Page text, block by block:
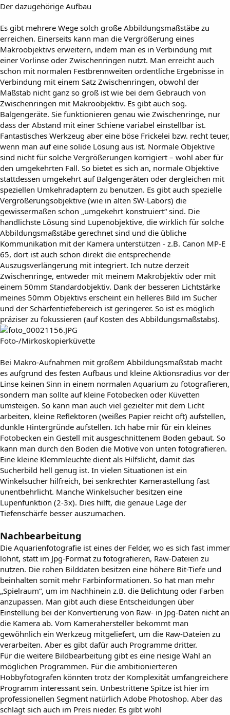
Der dazugehörige Aufbau
Es gibt mehrere Wege solch große Abbildungsmaßstäbe zu
erreichen. Einerseits kann man die Vergrößerung eines
Makroobjektivs erweitern, indem man es in Verbindung mit
einer Vorlinse oder Zwischenringen nutzt. Man erreicht auch
schon mit normalen Festbrennweiten ordentliche Ergebnisse in
Verbindung mit einem Satz Zwischenringen, obwohl der
Maßstab nicht ganz so groß ist wie bei dem Gebrauch von
Zwischenringen mit Makroobjektiv. Es gibt auch sog.
Balgengeräte. Sie funktionieren genau wie Zwischenringe, nur
dass der Abstand mit einer Schiene variabel einstellbar ist.
Fantastisches Werkzeug aber eine böse Frickelei bzw. recht teuer,
wenn man auf eine solide Lösung aus ist. Normale Objektive
sind nicht für solche Vergrößerungen korrigiert – wohl aber für
den umgekehrten Fall. So bietet es sich an, normale Objektive
stattdessen umgekehrt auf Balgengeräten oder dergleichen mit
speziellen Umkehradaptern zu benutzen. Es gibt auch spezielle
Vergrößerungsobjektive (wie in alten SW-Labors) die
gewissermaßen schon „umgekehrt konstruiert“ sind. Die
handlichste Lösung sind Lupenobjektive, die wirklich für solche
Abbildungsmaßstäbe gerechnet sind und die übliche
Kommunikation mit der Kamera unterstützen - z.B. Canon MP-E
65, dort ist auch schon direkt die entsprechende
Auszugsverlängerung mit integriert. Ich nutze derzeit
Zwischenringe, entweder mit meinem Makrobjektiv oder mit
einem 50mm Standardobjektiv. Dank der besseren Lichtstärke
meines 50mm Objektivs erscheint ein helleres Bild im Sucher
und der Schärfentiefebereich ist geringerer. So ist es möglich
präziser zu fokussieren (auf Kosten des Abbildungsmaßstabs).
Foto-/Mirkoskopierküvette
Bei Makro-Aufnahmen mit großem Abbildungsmaßstab macht
es aufgrund des festen Aufbaus und kleine Aktionsradius vor der
Linse keinen Sinn in einem normalen Aquarium zu fotografieren,
sondern man sollte auf kleine Fotobecken oder Küvetten
umsteigen. So kann man auch viel gezielter mit dem Licht
arbeiten, kleine Reflektoren (weißes Papier reicht oft) aufstellen,
dunkle Hintergründe aufstellen. Ich habe mir für ein kleines
Fotobecken ein Gestell mit ausgeschnittenem Boden gebaut. So
kann man durch den Boden die Motive von unten fotografieren.
Eine kleine Klemmleuchte dient als Hilfslicht, damit das
Sucherbild hell genug ist. In vielen Situationen ist ein
Winkelsucher hilfreich, bei senkrechter Kamerastellung fast
unentbehrlicht. Manche Winkelsucher besitzen eine
Lupenfunktion (2-3x). Dies hilft, die genaue Lage der
Tiefenschärfe besser auszumachen.
Nachbearbeitung
Die Aquarienfotografie ist eines der Felder, wo es sich fast immer
lohnt, statt im Jpg-Format zu fotografieren, Raw-Dateien zu
nutzen. Die rohen Bilddaten besitzen eine höhere Bit-Tiefe und
beinhalten somit mehr Farbinformationen. So hat man mehr
„Spielraum“, um im Nachhinein z.B. die Belichtung oder Farben
anzupassen. Man gibt auch diese Entscheidungen über
Einstellung bei der Konvertierung von Raw- in Jpg-Daten nicht an
die Kamera ab. Vom Kamerahersteller bekommt man
gewöhnlich ein Werkzeug mitgeliefert, um die Raw-Dateien zu
verarbeiten. Aber es gibt dafür auch Programme dritter.
Für die weitere Bildbearbeitung gibt es eine riesige Wahl an
möglichen Programmen. Für die ambitionierteren
Hobbyfotografen könnten trotz der Komplexität umfangreichere
Programm interessant sein. Unbestrittene Spitze ist hier im
professionellen Segment natürlich Adobe Photoshop. Aber das
schlägt sich auch im Preis nieder. Es gibt wohl